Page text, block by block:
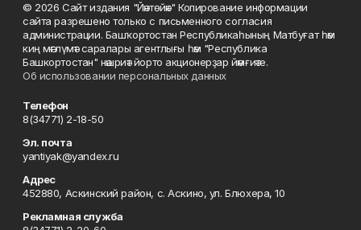
© 2026 Сайт издания "Йәнтөйәк" Копирование информации
сайта разрешено только с письменного согласия
администрации. Башҡортостан Республикаһының Матбуғат һәм
киң мәғлүмәт саралары агентлығы һәм "Республика
Башкортостан" нәшриәт йорто акционерҙар йәмғиәте.
Об использовании персональных данных
Телефон
8(34771) 2-18-50
Эл. почта
yantiyak@yandex.ru
Адрес
452880, Аскинский район, с. Аскино, ул. Блюхера, 10
Рекламная служба